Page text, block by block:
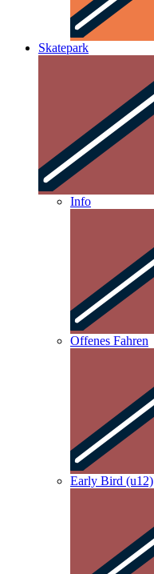
Skatepark
Info
Offenes Fahren
Early Bird (u12)